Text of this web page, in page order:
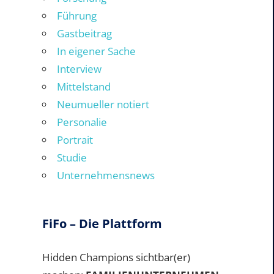
Führung
Gastbeitrag
In eigener Sache
Interview
Mittelstand
Neumueller notiert
Personalie
Portrait
Studie
Unternehmensnews
FiFo – Die Plattform
Hidden Champions sichtbar(er)